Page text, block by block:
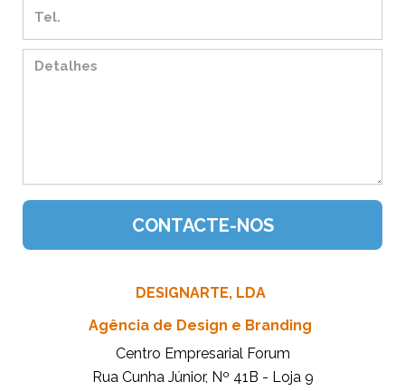
DESIGNARTE, LDA
Agência de Design e Branding
Centro Empresarial Forum
Rua Cunha Júnior, Nº 41B - Loja 9